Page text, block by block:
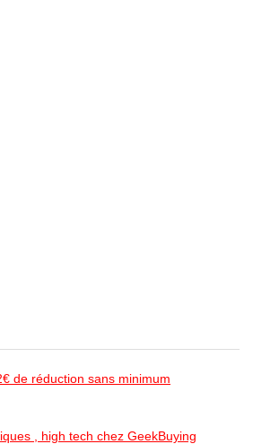
de réduction sans minimum
, high tech chez GeekBuying